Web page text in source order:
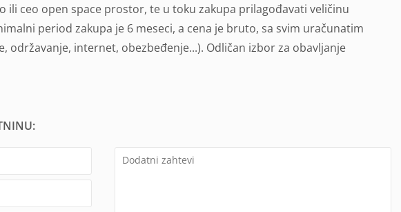
ili ceo open space prostor, te u toku zakupa prilagođavati veličinu
period zakupa je 6 meseci, a cena je bruto, sa svim uračunatim
održavanje, internet, obezbeđenje...). Odličan izbor za obavljanje